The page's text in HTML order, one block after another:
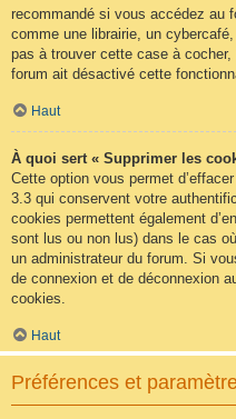
recommandé si vous accédez au
comme une librairie, un
pas à trouver cette case à cocher,
forum ait désactivé cette
Haut
À quoi sert « Supprimer les
Cette option vous permet
3.3 qui conservent votre
cookies permettent également
sont lus ou non lus) dans le cas
un administrateur du forum. Si
de connexion et de déconnexion
cookies.
Haut
Préférences et